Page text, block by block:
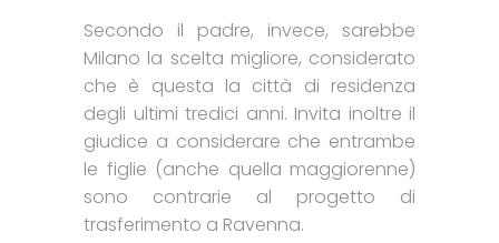
Secondo il padre, invece, sarebbe
Milano la scelta migliore, considerato
che è questa la città di residenza
degli ultimi tredici anni. Invita inoltre il
giudice a considerare che entrambe
le figlie (anche quella maggiorenne)
sono contrarie al progetto di
trasferimento a Ravenna.